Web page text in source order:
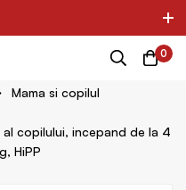
in platforma:
0
Mama si copilul
copilului, incepand de la 4
HiPP